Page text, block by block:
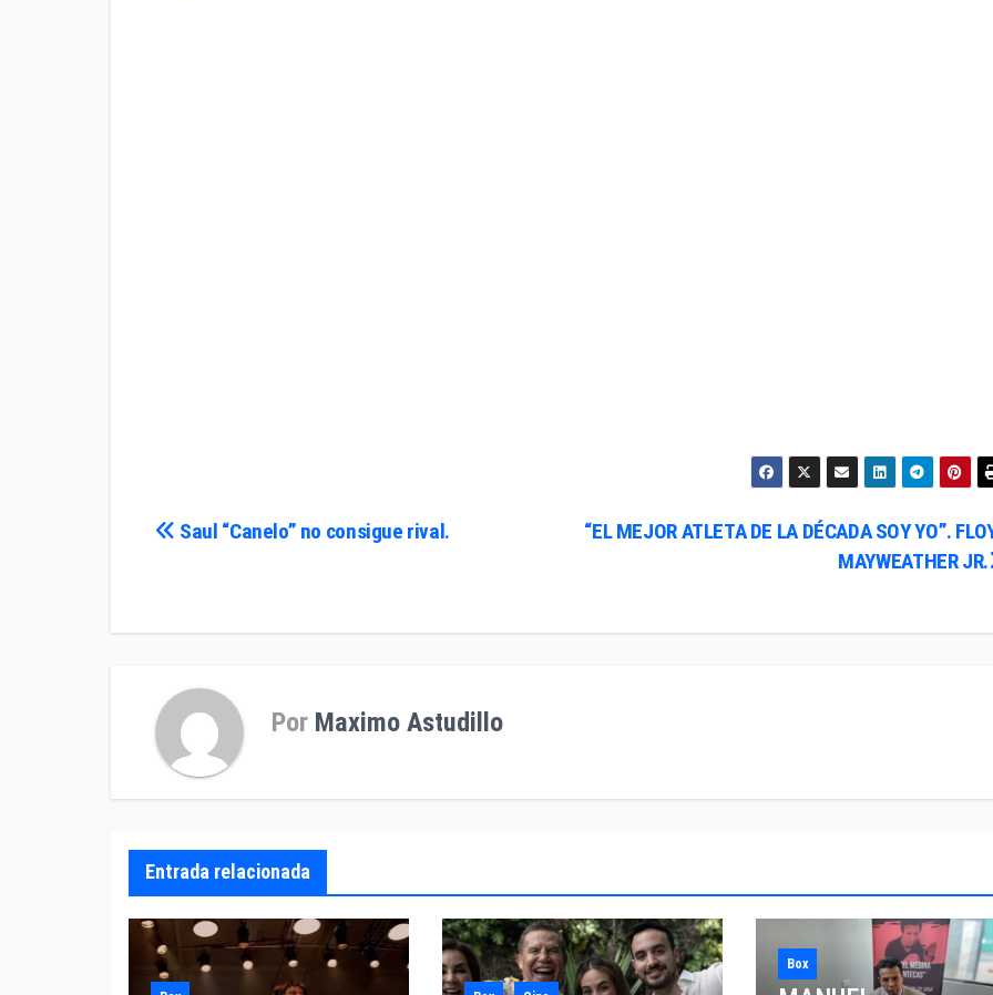
Navegación
entradas
“EL MEJOR ATLETA DE LA DÉCADA SOY YO”.
MAYWEATHER JR.
Saul “Canelo” no consigue rival.
Por Maximo Astudillo
Entrada relacionada
Box